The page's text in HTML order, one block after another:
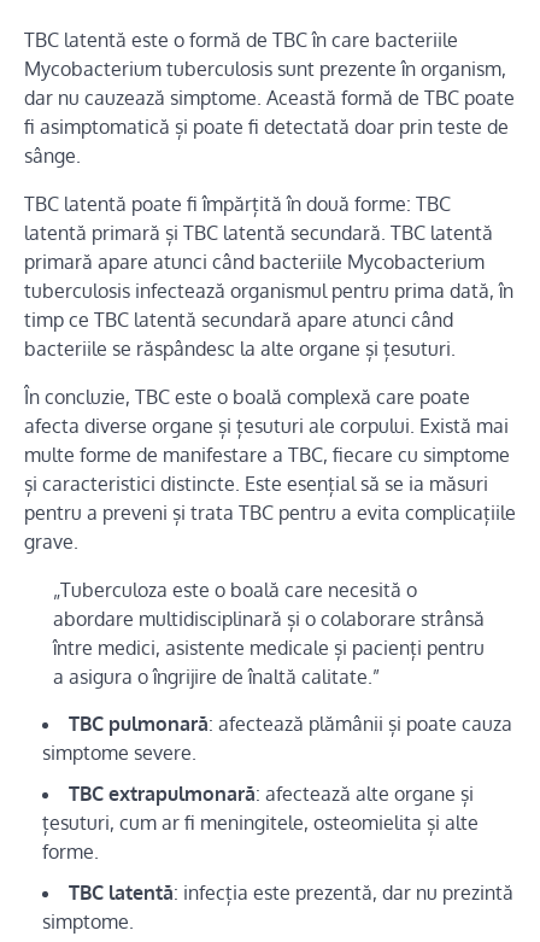
TBC latentă este o formă de TBC în care bacteriile
Mycobacterium tuberculosis sunt prezente în organism,
dar nu cauzează simptome. Această formă de TBC poate
fi asimptomatică și poate fi detectată doar prin teste de
sânge.
TBC latentă poate fi împărțită în două forme: TBC
latentă primară și TBC latentă secundară. TBC latentă
primară apare atunci când bacteriile Mycobacterium
tuberculosis infectează organismul pentru prima dată, în
timp ce TBC latentă secundară apare atunci când
bacteriile se răspândesc la alte organe și țesuturi.
În concluzie, TBC este o boală complexă care poate
afecta diverse organe și țesuturi ale corpului. Există mai
multe forme de manifestare a TBC, fiecare cu simptome
și caracteristici distincte. Este esențial să se ia măsuri
pentru a preveni și trata TBC pentru a evita complicațiile
grave.
„Tuberculoza este o boală care necesită o
abordare multidisciplinară și o colaborare strânsă
între medici, asistente medicale și pacienți pentru
a asigura o îngrijire de înaltă calitate.”
TBC pulmonară: afectează plămânii și poate cauza
simptome severe.
TBC extrapulmonară: afectează alte organe și
țesuturi, cum ar fi meningitele, osteomielita și alte
forme.
TBC latentă: infecția este prezentă, dar nu prezintă
simptome.